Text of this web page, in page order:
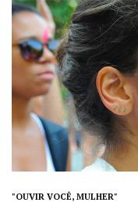
"OUVIR VOCÊ, MULHER"